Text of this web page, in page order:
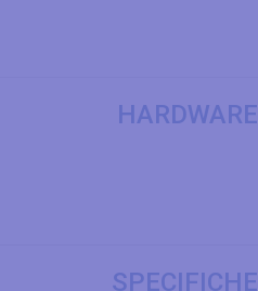
HARDWARE
SPECIFICHE